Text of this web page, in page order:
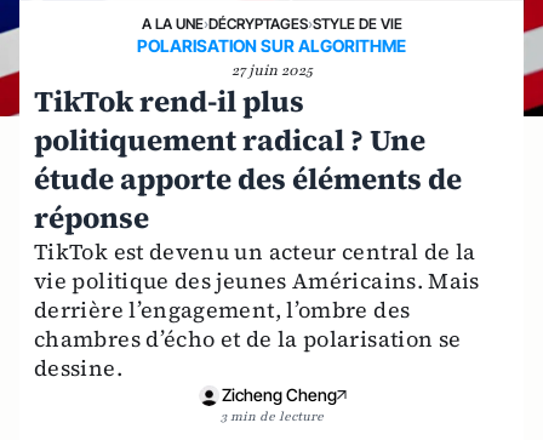
A LA UNE›DÉCRYPTAGES›STYLE DE VIE
POLARISATION SUR ALGORITHME
27 juin 2025
TikTok rend-il plus
politiquement radical ? Une
étude apporte des éléments de
réponse
TikTok est devenu un acteur central de la
vie politique des jeunes Américains. Mais
derrière l’engagement, l’ombre des
chambres d’écho et de la polarisation se
dessine.
Zicheng Cheng
3 min de lecture